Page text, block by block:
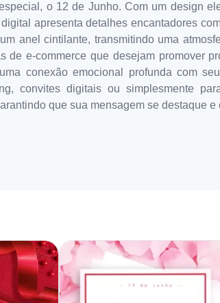
o 12 de Junho. Com um design
apresenta detalhes encantadores
anel cintilante, transmitindo uma
de e-commerce que desejam promover
conexão emocional profunda com
convites digitais ou simplesmente
que sua mensagem se destaque e